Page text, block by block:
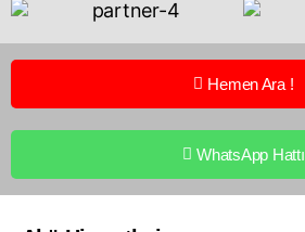
Hemen Ara !
WhatsApp Hattı